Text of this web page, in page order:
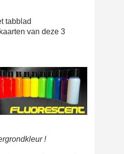
tabblad
van deze 3
!